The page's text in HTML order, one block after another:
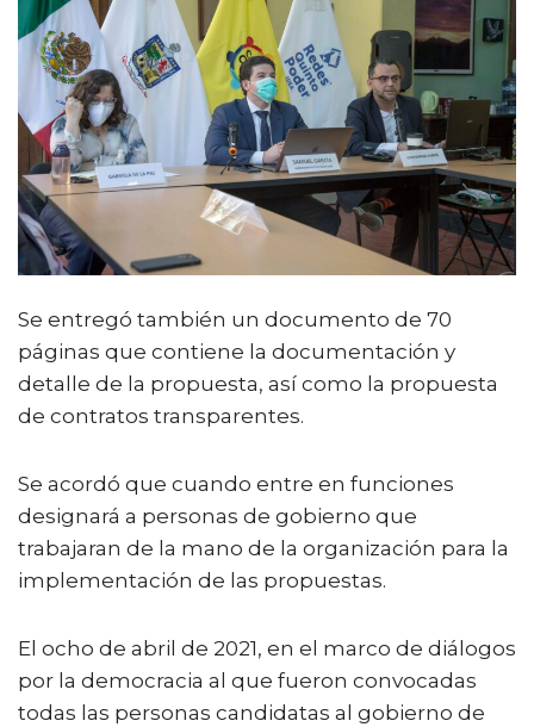
Se entregó también un documento de 70
páginas que contiene la documentación y
detalle de la propuesta, así como la propuesta
de contratos transparentes.
Se acordó que cuando entre en funciones
designará a personas de gobierno que
trabajaran de la mano de la organización para la
implementación de las propuestas.
El ocho de abril de 2021, en el marco de diálogos
por la democracia al que fueron convocadas
todas las personas candidatas al gobierno de